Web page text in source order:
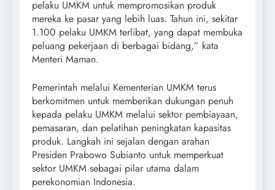
pelaku UMKM untuk mempromosikan produk
mereka ke pasar yang lebih luas. Tahun ini, sekitar
1.100 pelaku UMKM terlibat, yang dapat membuka
peluang pekerjaan di berbagai bidang,” kata
Menteri Maman.
Pemerintah melalui Kementerian UMKM terus
berkomitmen untuk memberikan dukungan penuh
kepada pelaku UMKM melalui sektor pembiayaan,
pemasaran, dan pelatihan peningkatan kapasitas
produk. Langkah ini sejalan dengan arahan
Presiden Prabowo Subianto untuk memperkuat
sektor UMKM sebagai pilar utama dalam
perekonomian Indonesia.